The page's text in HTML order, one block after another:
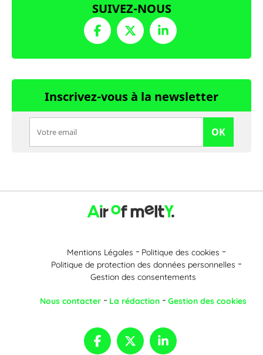
SUIVEZ-NOUS
Inscrivez-vous à la newsletter
OK
Mentions Légales
Politique des cookies
Politique de protection des données personnelles
Gestion des consentements
Nous contacter La rédaction Gestion des cookies